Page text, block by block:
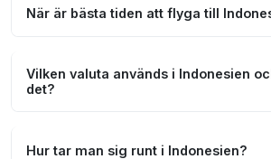
När är bästa tiden att flyga till
Vilken valuta används i Indonesien
det?
Hur tar man sig runt i Indonesien?